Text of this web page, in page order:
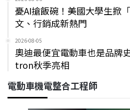
憂AI搶飯碗！美國大學生掀
文、行銷成新熱門
2026-08-05
奧迪最便宜電動車也是品牌
tron秋季亮相
電動車機電整合工程師